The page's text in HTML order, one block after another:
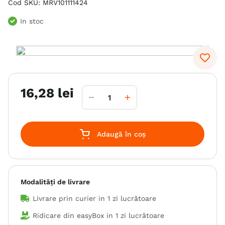
8.
Cod SKU: MRV101111424
In stoc
16,28 lei
Adaugă în coș
Modalități de livrare
Livrare prin curier in 1 zi lucrătoare
Ridicare din easyBox in 1 zi lucrătoare